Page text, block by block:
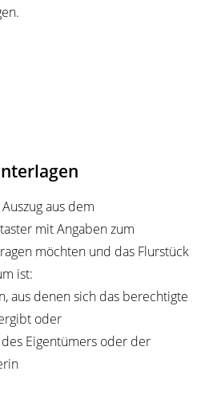
aus dem
mit Angaben zum
möchten und das Flurstück
ist:
aus denen sich das berechtigte
oder
Eigentümers oder der